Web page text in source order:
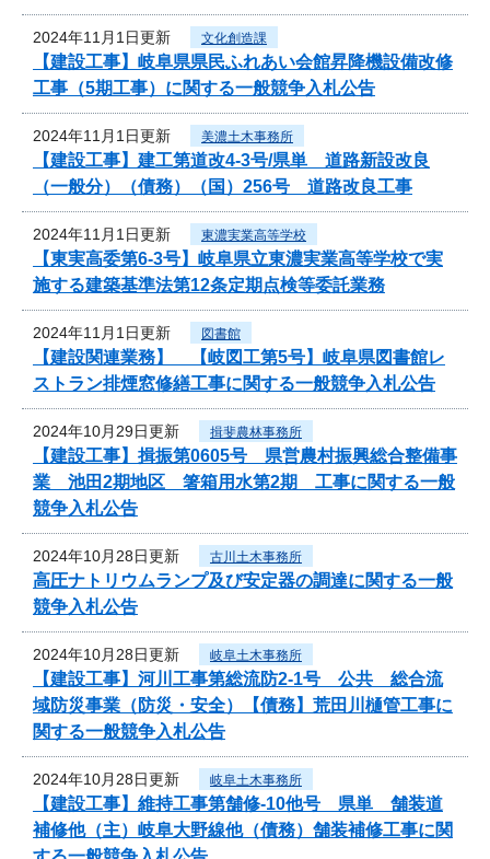
2024年11月1日更新 文化創造課
【建設工事】岐阜県県民ふれあい会館昇降機設備改修
工事（5期工事）に関する一般競争入札公告
2024年11月1日更新 美濃土木事務所
【建設工事】建工第道改4-3号/県単 道路新設改良
（一般分）（債務）（国）256号 道路改良工事
2024年11月1日更新 東濃実業高等学校
【東実高委第6-3号】岐阜県立東濃実業高等学校で実
施する建築基準法第12条定期点検等委託業務
2024年11月1日更新 図書館
【建設関連業務】 【岐図工第5号】岐阜県図書館レ
ストラン排煙窓修繕工事に関する一般競争入札公告
2024年10月29日更新 揖斐農林事務所
【建設工事】揖振第0605号 県営農村振興総合整備事
業 池田2期地区 箸箱用水第2期 工事に関する一般
競争入札公告
2024年10月28日更新 古川土木事務所
高圧ナトリウムランプ及び安定器の調達に関する一般
競争入札公告
2024年10月28日更新 岐阜土木事務所
【建設工事】河川工事第総流防2-1号 公共 総合流
域防災事業（防災・安全）【債務】荒田川樋管工事に
関する一般競争入札公告
2024年10月28日更新 岐阜土木事務所
【建設工事】維持工事第舗修-10他号 県単 舗装道
補修他（主）岐阜大野線他（債務）舗装補修工事に関